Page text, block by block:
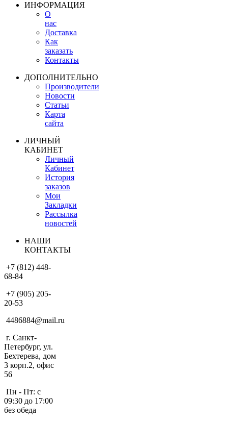
ИНФОРМАЦИЯ
О
нас
Доставка
Как
заказать
Контакты
ДОПОЛНИТЕЛЬНО
Производители
Новости
Статьи
Карта
сайта
ЛИЧНЫЙ
КАБИНЕТ
Личный
Кабинет
История
заказов
Мои
Закладки
Рассылка
новостей
НАШИ
КОНТАКТЫ
+7 (812) 448-
68-84
+7 (905) 205-
20-53
4486884@mail.ru
г. Санкт-
Петербург, ул.
Бехтерева, дом
3 корп.2, офис
56
Пн - Пт: с
09:30 до 17:00
без обеда